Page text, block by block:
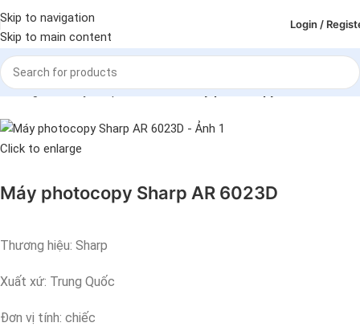
Skip to navigation
Skip to main content
Login /
Trang chủ Máy in - photo - scan Máy photocopy
Click to enlarge
Máy photocopy Sharp AR 6023D
Thương hiệu: Sharp
Xuất xứ: Trung Quốc
Đơn vị tính: chiếc